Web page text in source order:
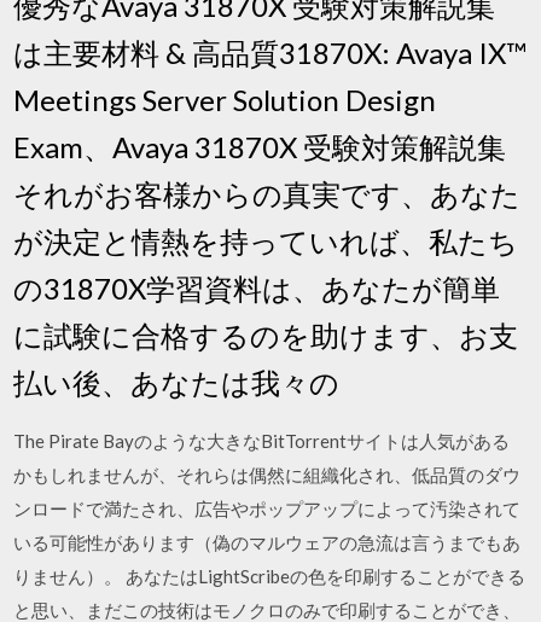
は主要材料 & 高品質31870X: Avaya IX™
Meetings Server Solution Design
Exam、Avaya 31870X 受験対策解説集
それがお客様からの真実です、あなた
が決定と情熱を持っていれば、私たち
の31870X学習資料は、あなたが簡単
に試験に合格するのを助けます、お支
払い後、あなたは我々の
The Pirate Bayのような大きなBitTorrentサイトは人気がある
かもしれませんが、それらは偶然に組織化され、低品質のダウ
ンロードで満たされ、広告やポップアップによって汚染されて
いる可能性があります（偽のマルウェアの急流は言うまでもあ
りません）。 あなたはLightScribeの色を印刷することができる
と思い、まだこの技術はモノクロのみで印刷することができ、